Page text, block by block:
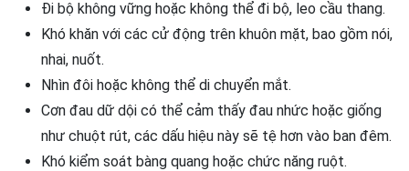
Đi bộ không vững hoặc không thể đi bộ, leo cầu thang.
Khó khăn với các cử động trên khuôn mặt, bao gồm nói,
nhai, nuốt.
Nhìn đôi hoặc không thể di chuyển mắt.
Cơn đau dữ dội có thể cảm thấy đau nhức hoặc giống
như chuột rút, các dấu hiệu này sẽ tệ hơn vào ban đêm.
Khó kiểm soát bàng quang hoặc chức năng ruột.